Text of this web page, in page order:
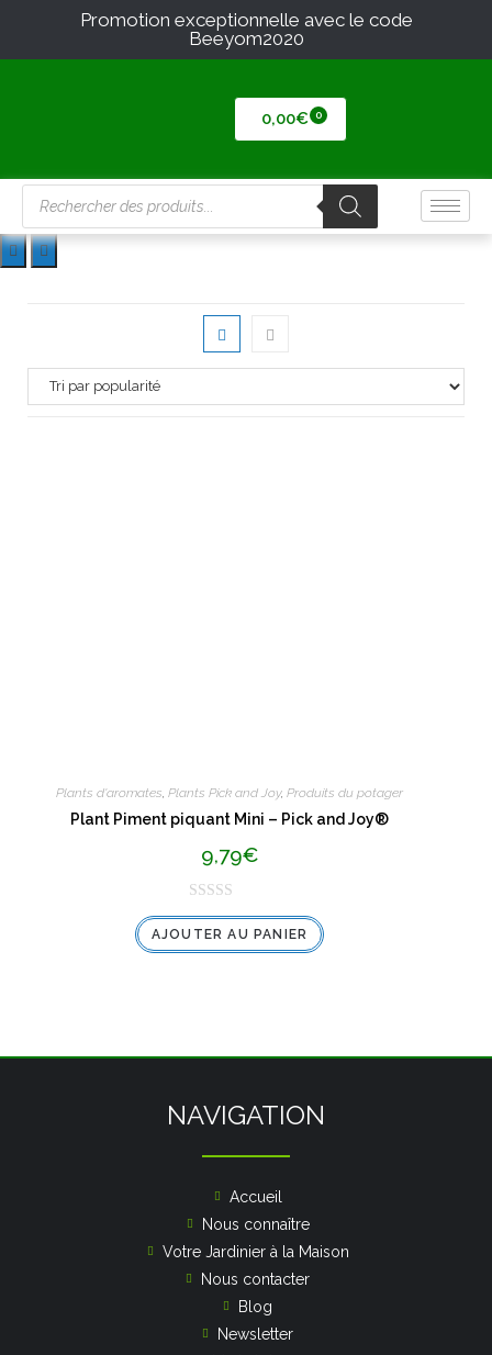
Promotion exceptionnelle avec le code
Beeyom2020
0,00€
Plants d'aromates Plants Pick and Joy, Produits du potager
Plant Piment piquant Mini – Pick and Joy®
9,79€
N
o
u
5
AJOUTER AU PANIER
NAVIGATION
Accueil
Nous connaître
Votre Jardinier à la Maison
Nous contacter
Blog
Newsletter